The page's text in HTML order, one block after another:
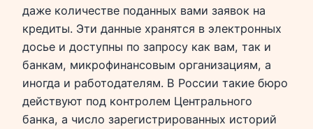
даже количестве поданных вами заявок на
кредиты. Эти данные хранятся в электронных
досье и доступны по запросу как вам, так и
банкам, микрофинансовым организациям, а
иногда и работодателям. В России такие бюро
действуют под контролем Центрального
банка, а число зарегистрированных историй